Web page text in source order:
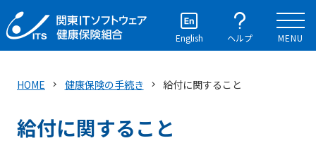
English ヘルプ MENU
HOME 健康保険の手続き 給付に関すること
給付に関すること